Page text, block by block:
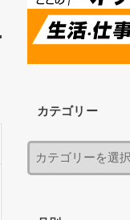
カテゴリー